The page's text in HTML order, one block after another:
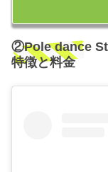
②Pole dance
特徴と料金